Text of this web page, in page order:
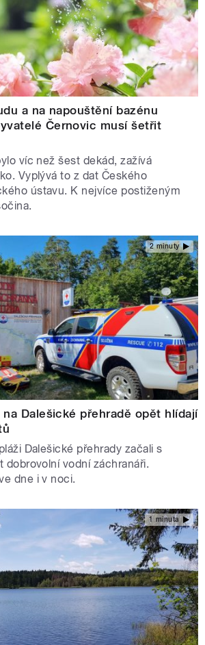
a na napouštění bazénu
Černovic musí šetřit
víc než šest dekád, zažívá
Vyplývá to z dat Českého
ústavu. K nejvíce postiženým
2 minuty
na Dalešické přehradě opět hlídají
Dalešické přehrady začali s
dobrovolní vodní záchranáři.
dne i v noci.
1 minuta